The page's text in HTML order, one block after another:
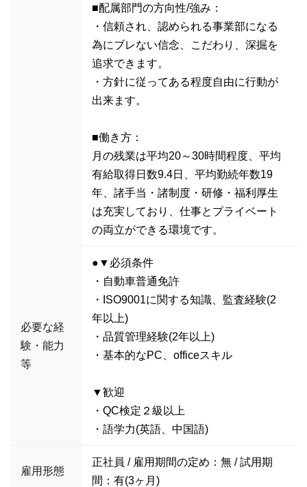
■配属部門の方向性/強み：
・信頼され、認められる事業部になる
為にブレない信念、こだわり、深掘を
追求できます。
・方針に従ってある程度自由に行動が
出来ます。
■働き方：
月の残業は平均20～30時間程度、平均
有給取得日数9.4日、平均勤続年数19
年、諸手当・諸制度・研修・福利厚生
は充実しており、仕事とプライベート
の両立ができる環境です。
必要な経
験・能力
等
●▼必須条件
・自動車普通免許
・ISO9001に関する知識、監査経験(2
年以上)
・品質管理経験(2年以上)
・基本的なPC、officeスキル
▼歓迎
・QC検定２級以上
・語学力(英語、中国語)
雇用形態
正社員 / 雇用期間の定め：無 / 試用期
間：有(3ヶ月)